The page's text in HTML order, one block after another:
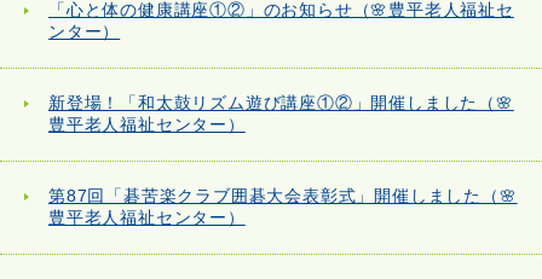
「心と体の健康講座①②」のお知らせ（🌸豊平老人福祉セ
ンター）
新登場！「和太鼓リズム遊び講座①②」開催しました（🌸
豊平老人福祉センター）
第87回「碁苦楽クラブ囲碁大会表彰式」開催しました（🌸
豊平老人福祉センター）